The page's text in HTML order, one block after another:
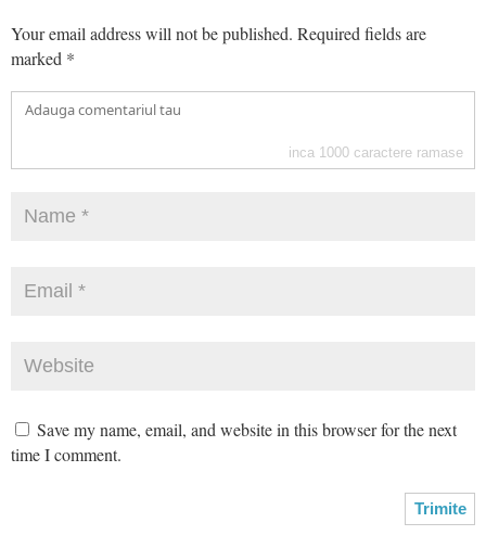
Your email address will not be published. Required fields are
marked *
inca 1000 caractere ramase
Save my name, email, and website in this browser for the next
time I comment.